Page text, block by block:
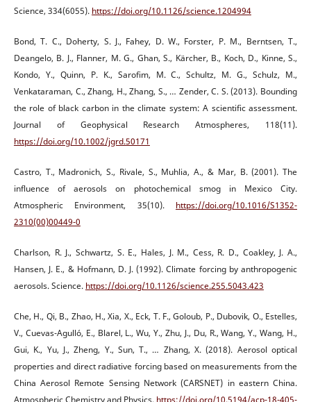
Science, 334(6055). https://doi.org/10.1126/science.1204994
Bond, T. C., Doherty, S. J., Fahey, D. W., Forster, P. M., Berntsen, T.,
Deangelo, B. J., Flanner, M. G., Ghan, S., Kärcher, B., Koch, D., Kinne, S.,
Kondo, Y., Quinn, P. K., Sarofim, M. C., Schultz, M. G., Schulz, M.,
Venkataraman, C., Zhang, H., Zhang, S., … Zender, C. S. (2013). Bounding
the role of black carbon in the climate system: A scientific assessment.
Journal of Geophysical Research Atmospheres, 118(11).
https://doi.org/10.1002/jgrd.50171
Castro, T., Madronich, S., Rivale, S., Muhlia, A., & Mar, B. (2001). The
influence of aerosols on photochemical smog in Mexico City.
Atmospheric Environment, 35(10). https://doi.org/10.1016/S1352-
2310(00)00449-0
Charlson, R. J., Schwartz, S. E., Hales, J. M., Cess, R. D., Coakley, J. A.,
Hansen, J. E., & Hofmann, D. J. (1992). Climate forcing by anthropogenic
aerosols. Science. https://doi.org/10.1126/science.255.5043.423
Che, H., Qi, B., Zhao, H., Xia, X., Eck, T. F., Goloub, P., Dubovik, O., Estelles,
V., Cuevas-Agulló, E., Blarel, L., Wu, Y., Zhu, J., Du, R., Wang, Y., Wang, H.,
Gui, K., Yu, J., Zheng, Y., Sun, T., … Zhang, X. (2018). Aerosol optical
properties and direct radiative forcing based on measurements from the
China Aerosol Remote Sensing Network (CARSNET) in eastern China.